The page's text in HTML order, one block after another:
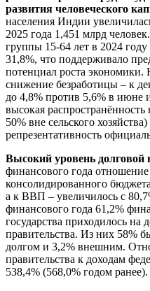
развития человеческого
населения Индии
2025 года 1,451 млрд
группы 15-64 лет в 2024
31,8%, что поддерживало
потенциал роста экономики.
снижение безработицы – к
до 4,8% против 5,6% в июне
высокая
50% вне сельского
репрезентативность
Высокий уровень долговой
финансового года
консолидированного
а к ВВП – увеличилось с
финансового года 61,2%
государства приходилось на
правительства. Из них 58%
долгом и 3,2% внешним.
правительства к доходам
538,4% (568,0% годом ранее).